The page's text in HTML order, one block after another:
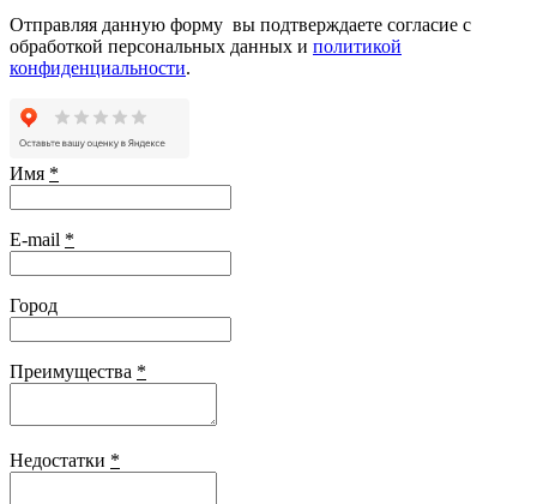
Отправляя данную форму вы подтверждаете согласие с
обработкой персональных данных и политикой
конфиденциальности.
Имя *
E-mail *
Город
Преимущества *
Недостатки *